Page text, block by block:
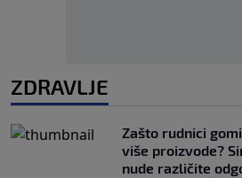
ZDRAVLJE
Zašto rudnici
više proizvode?
nude različite